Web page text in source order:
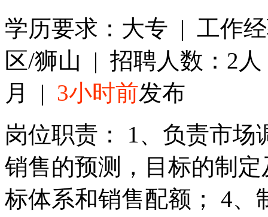
学历要求：大专 | 工作
区/狮山 | 招聘人数：2
月 | 3小时前发布
岗位职责： 1、负责市
销售的预测，目标的制
标体系和销售配额； 4、